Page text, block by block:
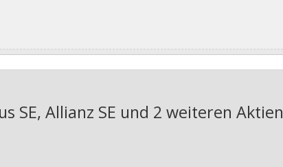
JahreSE, Allianz SE und 2 weiteren Aktien